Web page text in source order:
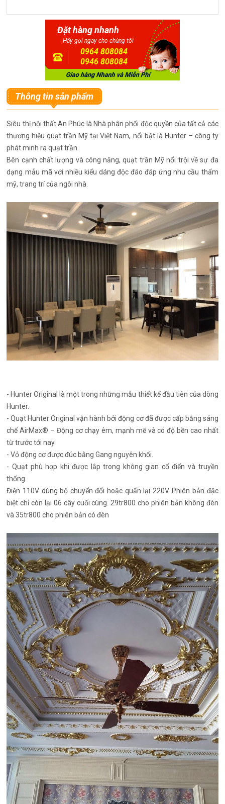
Đặt hàng nhanh
Hãy gọi ngay cho chúng tôi
0964 808084
0946 808084
Thông tin sản phẩm
Siêu thị nội thất An Phúc là Nhà phân phối độc quyền của tất cả các
thương hiệu quạt trần Mỹ tại Việt Nam, nổi bật là Hunter – công ty
phát minh ra quạt trần.
Bên cạnh chất lượng và công năng, quạt trần Mỹ nổi trội về sự đa
dạng mẫu mã với nhiều kiểu dáng độc đáo đáp ứng nhu cầu thẩm
mỹ, trang trí của ngôi nhà.
- Hunter Original là một trong những mẫu thiết kế đầu tiên của dòng
Hunter.
- Quạt Hunter Original vận hành bởi động cơ đã được cấp bằng sáng
chế AirMax® – Động cơ chạy êm, mạnh mẽ và có độ bền cao nhất
từ trước tới nay.
- Vỏ động cơ được đúc bằng Gang nguyên khối.
- Quạt phù hợp khi được lắp trong không gian cổ điển và truyền
thống.
Điện 110V dùng bộ chuyển đổi hoặc quấn lại 220V. Phiên bản đặc
biệt chỉ còn lại 06 cây cuối cùng. 29tr800 cho phiên bản không đèn
và 35tr800 cho phiên bản có đèn